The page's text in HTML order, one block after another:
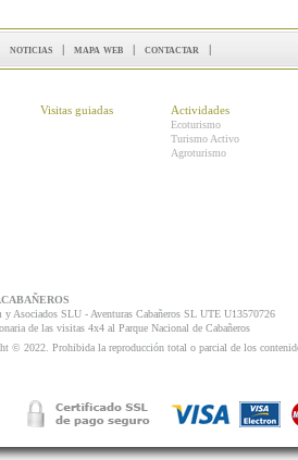
noticias | mapa web | contactar |
Visitas guiadas Actividades
Ecoturismo
Turismo Activo
Agroturismo
y Asociados SLU - Aventuras Cabañeros SL UTE U13570726
de las visitas 4x4 al Parque Nacional de Cabañeros
© 2022. Prohibida la reproducción total o parcial de los